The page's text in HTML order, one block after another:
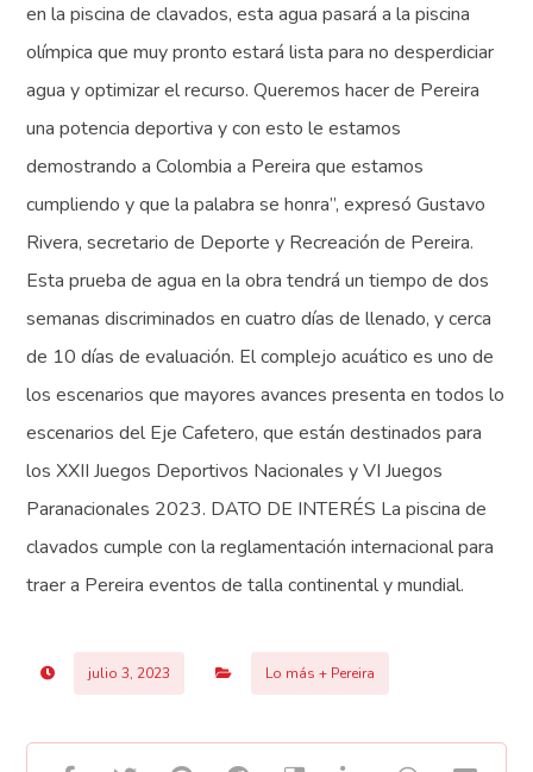
en la piscina de clavados, esta agua pasará a la piscina
olímpica que muy pronto estará lista para no desperdiciar
agua y optimizar el recurso. Queremos hacer de Pereira
una potencia deportiva y con esto le estamos
demostrando a Colombia a Pereira que estamos
cumpliendo y que la palabra se honra”, expresó Gustavo
Rivera, secretario de Deporte y Recreación de Pereira.
Esta prueba de agua en la obra tendrá un tiempo de dos
semanas discriminados en cuatro días de llenado, y cerca
de 10 días de evaluación. El complejo acuático es uno de
los escenarios que mayores avances presenta en todos lo
escenarios del Eje Cafetero, que están destinados para
los XXII Juegos Deportivos Nacionales y VI Juegos
Paranacionales 2023. DATO DE INTERÉS La piscina de
clavados cumple con la reglamentación internacional para
traer a Pereira eventos de talla continental y mundial.
julio 3, 2023 Lo más + Pereira